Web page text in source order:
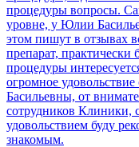
процедуры вопросы.
уровне, у Юлии
этом пишут в отзывах
препарат, практически
процедуры
огромное
Басильевны, от
сотрудников Клиники,
удовольствием буду
знакомым.